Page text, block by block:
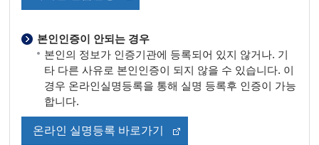
본인인증이 안되는 경우
본인의 정보가 인증기관에 등록되어 있지 않거나. 기
타 다른 사유로 본인인증이 되지 않을 수 있습니다. 이
경우 온라인실명등록을 통해 실명 등록후 인증이 가능
합니다.
온라인 실명등록 바로가기